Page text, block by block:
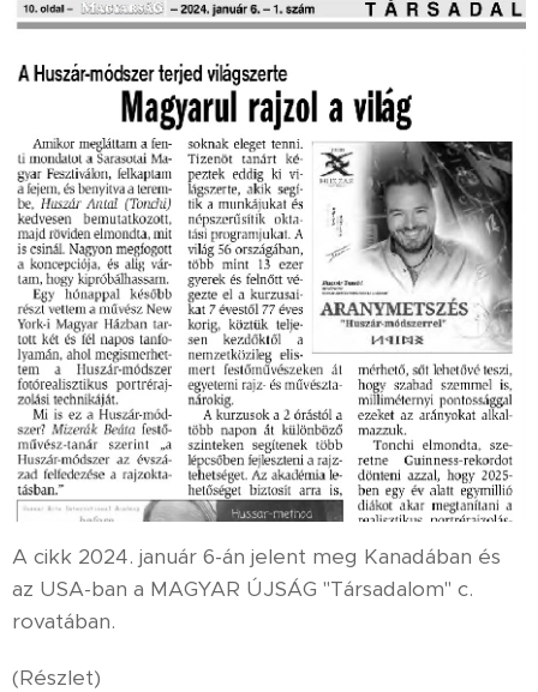
A cikk 2024. január 6-án jelent meg Kanadában és
az USA-ban a MAGYAR ÚJSÁG "Társadalom" c.
rovatában.
(Részlet)